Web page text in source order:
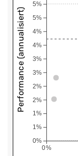
0%
0%
1%
1%
2%
2%
3%
3%
4%
4%
5%
5%
Performance (annualisiert)